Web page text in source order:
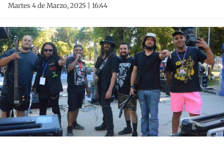
Martes 4 de Marzo, 2025 | 16:44